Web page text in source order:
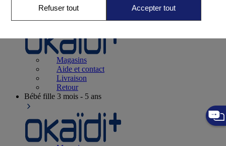
Naissance0-12 mois
Magasins
Aide et contact
Livraison
Retour
Bébé fille 3 mois - 5 ans
Refuser tout Accepter tout